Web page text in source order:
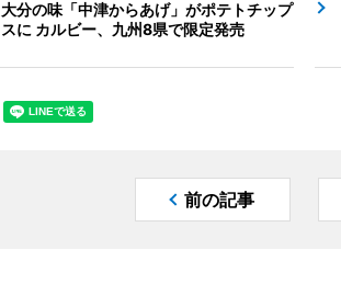
大分の味「中津からあげ」がポテトチップ
スに カルビー、九州8県で限定発売
前の記事